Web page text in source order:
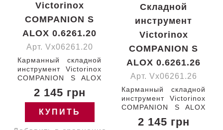
Victorinox
COMPANION S
ALOX 0.6261.20
Арт. Vx06261.20
Карманный складной
инструмент Victorinox
COMPANION S ALOX
рифленые красные
накладки /ножницы/
отвертка Швейцария
0.6261.20 Гарантия:
2 145 грн
КУПИТЬ
Складной
инструмент
Victorinox
COMPANION S
ALOX 0.6261.26
Арт. Vx06261.26
Карманный складной
инструмент Victorinox
COMPANION S ALOX
рифленые
2 145 грн